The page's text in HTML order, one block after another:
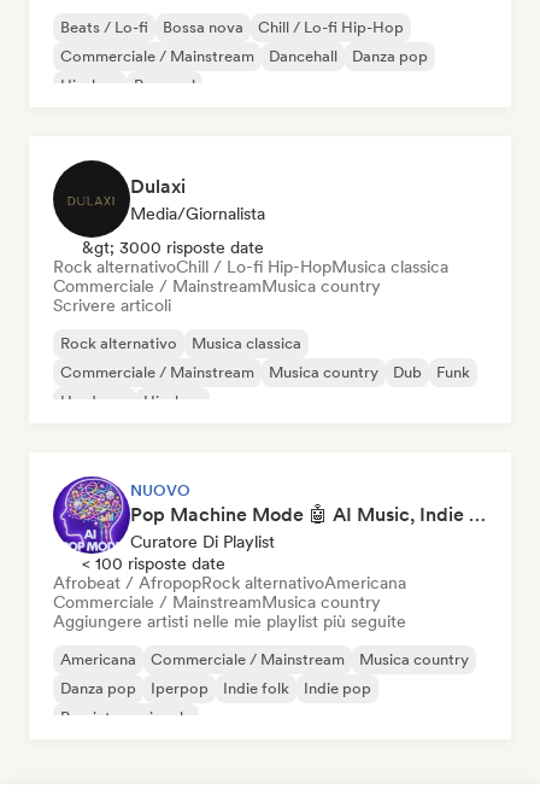
Beats / Lo-fi Bossa nova
Chill / Lo-fi Hip-Hop
Commerciale / Mainstream
Dancehall
Danza pop
Hip-hop
Pop soul
Dulaxi
Media/Giornalista
&gt; 3000 risposte date
Rock alternativoChill / Lo-fi Hip-HopMusica classica
Commerciale / MainstreamMusica country
Scrivere articoli
Rock alternativo
Musica classica
Commerciale / Mainstream
Musica country Dub
Funk
Hardcore
Hip-hop
NUOVO
Pop Machine Mode 🤖 AI Music, Indie Pop & Dream Pop
Curatore Di Playlist
< 100 risposte date
Afrobeat / AfropopRock alternativoAmericana
Commerciale / MainstreamMusica country
Aggiungere artisti nelle mie playlist più seguite
Americana Commerciale / Mainstream
Musica country
Danza pop
Iperpop Indie folk
Indie pop
Pop internazionale